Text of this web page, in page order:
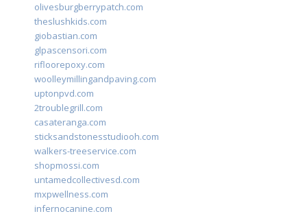
olivesburgberrypatch.com
theslushkids.com
giobastian.com
glpascensori.com
rifloorepoxy.com
woolleymillingandpaving.com
uptonpvd.com
2troublegrill.com
casateranga.com
sticksandstonesstudiooh.com
walkers-treeservice.com
shopmossi.com
untamedcollectivesd.com
mxpwellness.com
infernocanine.com